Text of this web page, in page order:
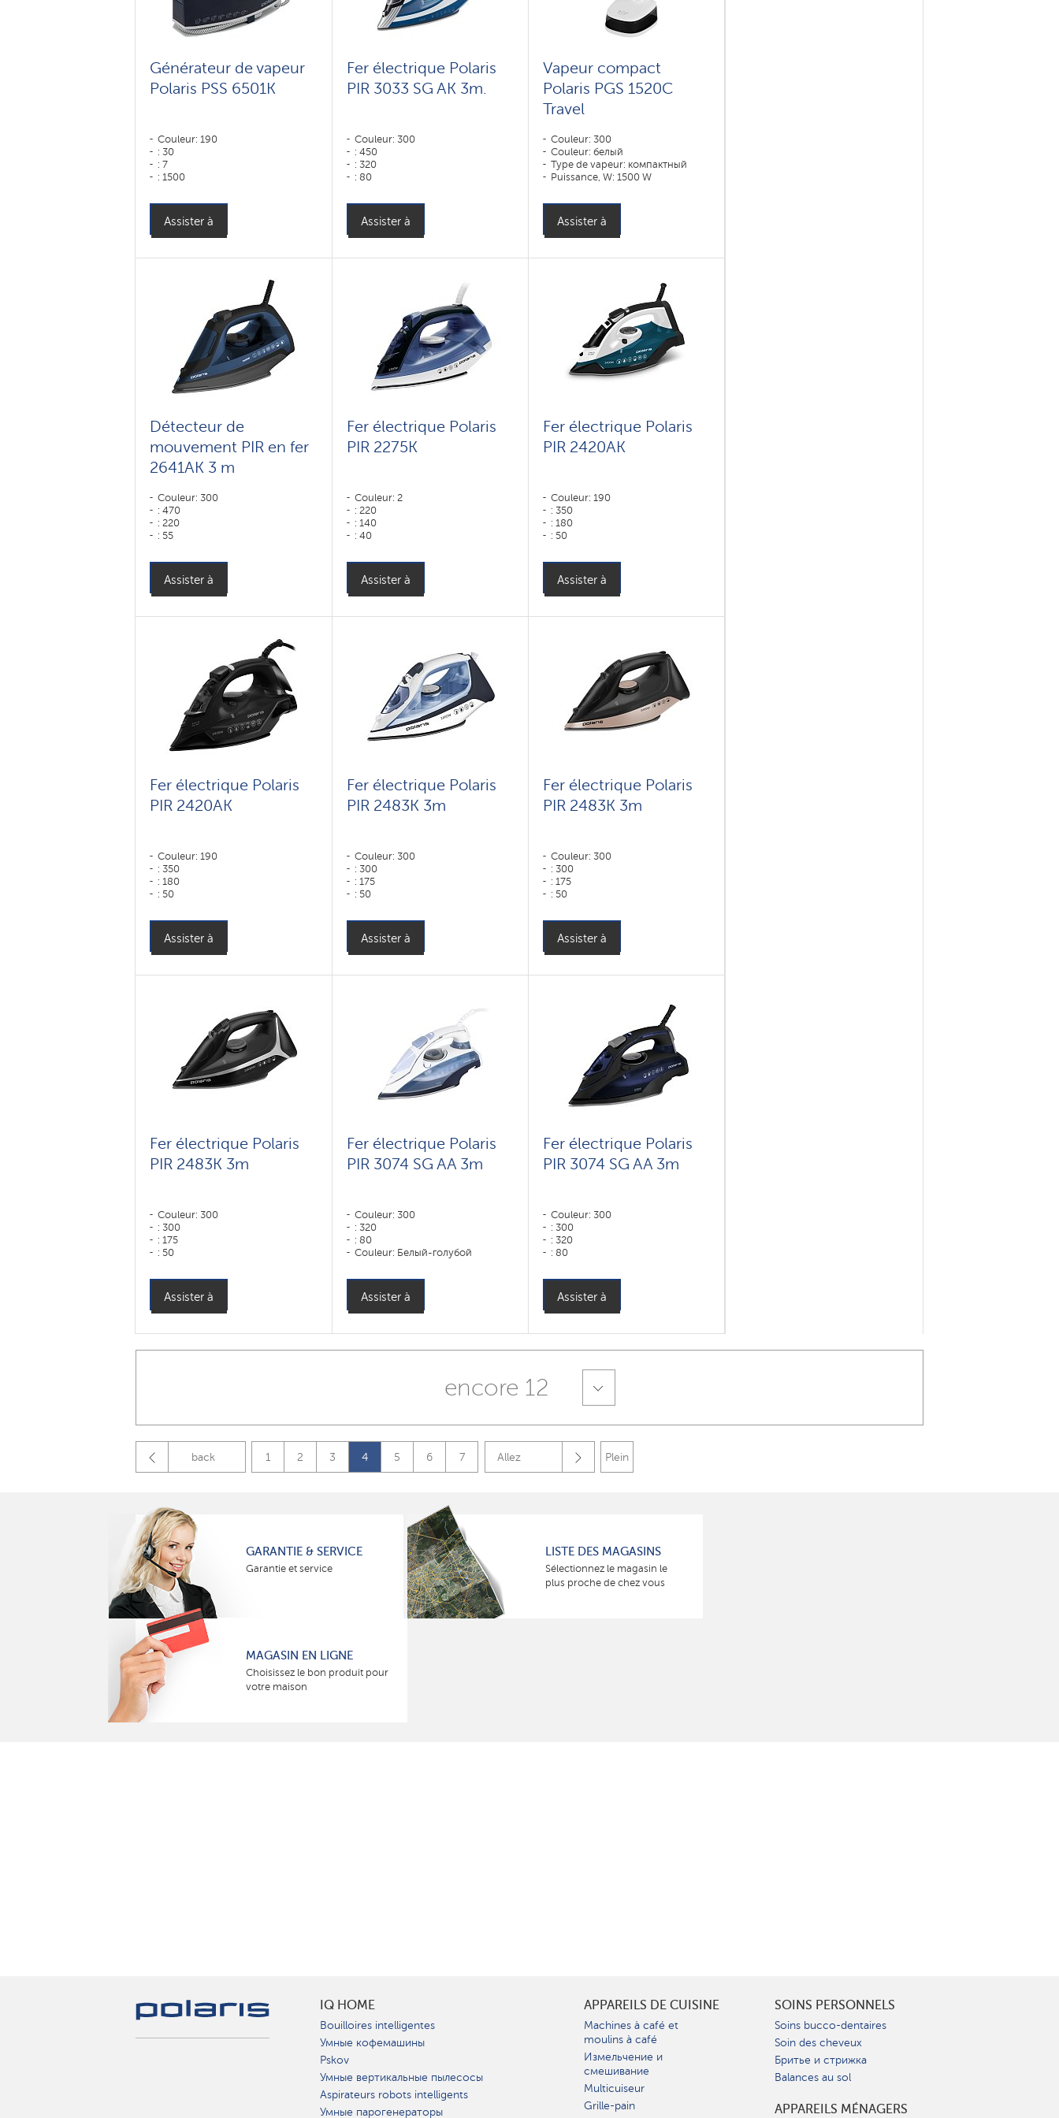
Générateur de vapeur
Polaris PSS 6501K
Couleur: 190
: 30
: 7
: 1500
: 120
Couleur: Синий-белый
Puissance, W: 3000 W
Assister à
Fer électrique Polaris
PIR 3033 SG AK 3m.
Couleur: 300
: 450
: 320
: 80
Puissance, W: 3000 W
Assister à
Vapeur compact
Polaris PGS 1520C
Travel
Couleur: 300
Couleur: белый
Type de vapeur: компактный
Puissance, W: 1500 W
Assister à
Détecteur de
mouvement PIR en fer
2641AK 3 m
Couleur: 300
: 470
: 220
: 55
Assister à
Fer électrique Polaris
PIR 2275K
Couleur: 2
: 220
: 140
: 40
Type de semelle: Revêtement
céramique Easy-slide
Puissance, W: 2200 W
Assister à
Fer électrique Polaris
PIR 2420AK
Couleur: 190
: 350
: 180
: 50
Puissance, W: 2400 W
Assister à
Fer électrique Polaris
PIR 2420AK
Couleur: 190
: 350
: 180
: 50
Puissance, W: 2400 W
Assister à
Fer électrique Polaris
PIR 2483K 3m
Couleur: 300
: 300
: 175
: 50
Puissance, W: 2400 W
Assister à
Fer électrique Polaris
PIR 2483K 3m
Couleur: 300
: 300
: 175
: 50
Assister à
Fer électrique Polaris
PIR 2483K 3m
Couleur: 300
: 300
: 175
: 50
Type de semelle: Revêtement
céramique PRO 5 Ceramic
Puissance, W: 2400 W
Assister à
Fer électrique Polaris
PIR 3074 SG AA 3m
Couleur: 300
: 320
: 80
Couleur: Белый-голубой
anodisé PRO 7 ANODIZED
Puissance, W: 3000 W
Assister à
Fer électrique Polaris
PIR 3074 SG AA 3m
Couleur: 300
: 300
: 320
: 80
Type de semelle: Revêtement
anodisé PRO 7 ANODIZED
Puissance, W: 3000 W
Assister à
encore 12
back 1 2 3 4 5 6 7 Allez Plein
GARANTIE & SERVICE
Garantie et service
LISTE DES MAGASINS
Sélectionnez le magasin le
plus proche de chez vous
MAGASIN EN LIGNE
Choisissez le bon produit pour
votre maison
IQ HOME
Bouilloires intelligentes
Умные кофемашины
Pskov
Умные вертикальные пылесосы
Aspirateurs robots intelligents
Умные парогенераторы
APPAREILS DE CUISINE
Machines à café et
moulins à café
Измельчение и
смешивание
Multicuiseur
Grille-pain
SOINS PERSONNELS
Soins bucco-dentaires
Soin des cheveux
Бритье и стрижка
Balances au sol
APPAREILS MÉNAGERS